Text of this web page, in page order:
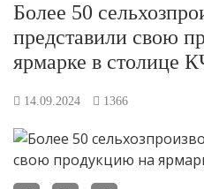
Более 50
представили свою
ярмарке в столице
14.09.2024 1366